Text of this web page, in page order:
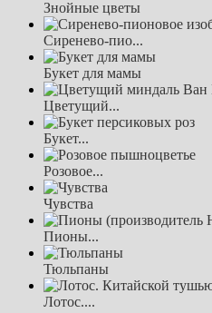
Знойные цветы
Сиренево-пио...
Букет для мамы
Цветущий...
Букет...
Розовое...
Чувства
Пионы...
Тюльпаны
Лотос....